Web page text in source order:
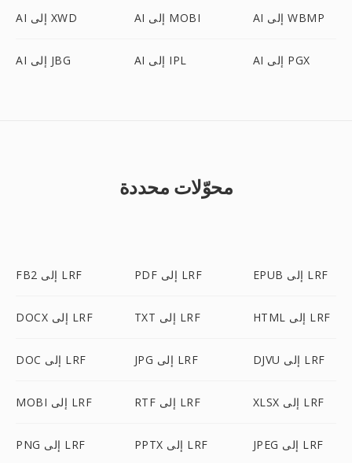
AI إلى XWD AI إلى MOBI AI إلى WBMP
AI إلى JBG AI إلى IPL AI إلى PGX
محوّلات محددة
FB2 إلى LRF PDF إلى LRF EPUB إلى LRF
DOCX إلى LRF TXT إلى LRF HTML إلى LRF
DOC إلى LRF JPG إلى LRF DJVU إلى LRF
MOBI إلى LRF RTF إلى LRF XLSX إلى LRF
PNG إلى LRF PPTX إلى LRF JPEG إلى LRF